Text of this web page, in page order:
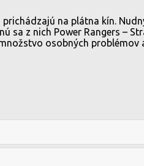
na plátna kín.
z nich Power Rangers –
osobných